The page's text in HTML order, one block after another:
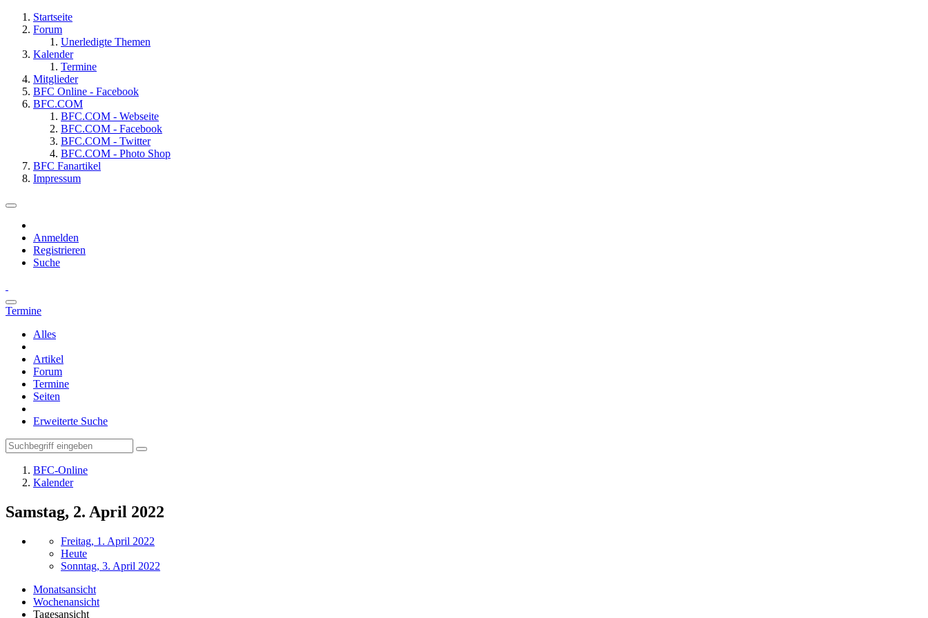
Startseite
Forum
Unerledigte Themen
Kalender
Termine
Mitglieder
BFC Online - Facebook
BFC.COM
BFC.COM - Webseite
BFC.COM - Facebook
BFC.COM - Twitter
BFC.COM - Photo Shop
BFC Fanartikel
Impressum
Anmelden
Registrieren
Suche
Termine
Alles
Artikel
Forum
Termine
Seiten
Erweiterte Suche
BFC-Online
Kalender
Samstag, 2. April 2022
Freitag, 1. April 2022
Heute
Sonntag, 3. April 2022
Monatsansicht
Wochenansicht
Tagesansicht